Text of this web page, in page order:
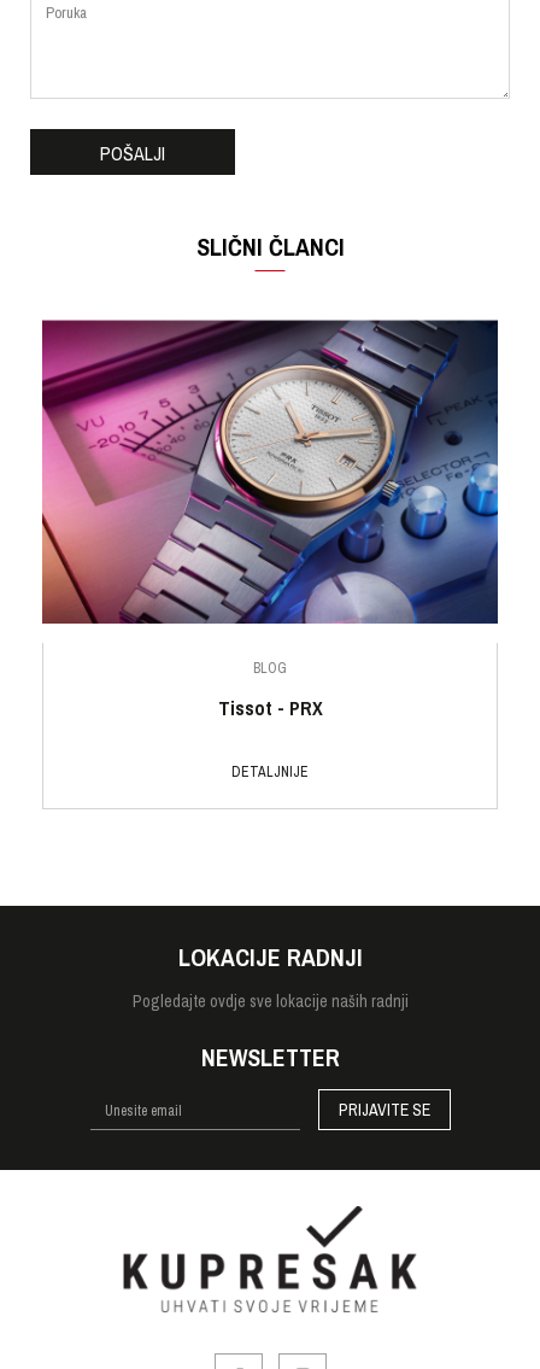
POŠALJI
SLIČNI ČLANCI
BLOG
Tissot - PRX
DETALJNIJE
LOKACIJE RADNJI
Pogledajte ovdje sve lokacije naših radnji
NEWSLETTER
PRIJAVITE SE